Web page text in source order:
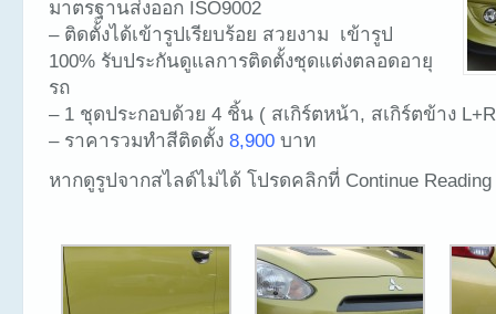
มาตรฐานส่งออก ISO9002
– ติดตั้งได้เข้ารูปเรียบร้อย สวยงาม เข้ารูป
100% รับประกันดูแลการติดตั้งชุดแต่งตลอดอายุ
รถ
– 1 ชุดประกอบด้วย 4 ชิ้น ( สเกิร์ตหน้า, สเกิร์ตข้าง
– ราคารวมทำสีติดตั้ง 8,900 บาท
หากดูรูปจากสไลด์ไม่ได้ โปรดคลิกที่ Continue Reading